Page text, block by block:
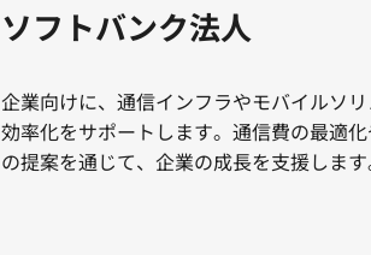
ソフトバンク法人
企業向けに、通信インフラやモバイルソ
効率化をサポートします。通信費の最適
の提案を通じて、企業の成長を支援します